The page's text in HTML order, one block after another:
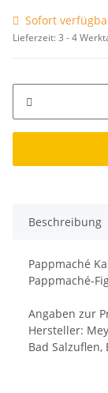
Sofort
Lieferzeit:3 - 4
Beschreibung
Pappmaché
Pappmaché-
Angaben zur
Hersteller:
Bad Salzuflen,